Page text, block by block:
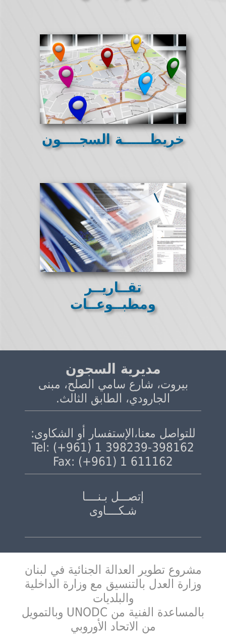
خريطــــــة السجــــون
تقــاريــر
ومطبــوعــات
مديرية السجون
بيروت، شارع سامي الصلح، مبنى
الجارودي، الطابق الثالث.
للتواصل معنا،الإستفسار أو الشكاوى:
Tel: (+961) 1 398239-398162
Fax: (+961) 1 611162
إتصـــل بـنــــا
شـكــــاوى
مشروع تطوير العدالة الجنائية في لبنان
وزارة العدل بالتنسيق مع وزارة الداخلية
والبلديات
بالمساعدة الفنية من UNODC وبالتمويل
من الاتحاد الأوروبي